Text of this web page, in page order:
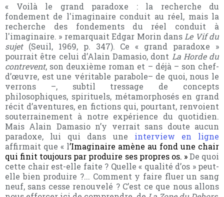
« Voilà le grand paradoxe : la recherche du
fondement de l'imaginaire conduit au réel, mais la
recherche des fondements du réel conduit à
l'imaginaire. » remarquait Edgar Morin dans Le Vif du
sujet(Seuil, 1969, p. 347). Ce « grand paradoxe »
pourrait être celui d’Alain Damasio, dont La Horde du
contrevent, son deuxième roman et – déjà – son chef-
d’œuvre, est une véritable parabole– de quoi, nous le
verrons –, subtil tressage de concepts
philosophiques, spirituels, métamorphosés en grand
récit d’aventures, en fictions qui, pourtant, renvoient
souterrainement à notre expérience du quotidien.
Mais Alain Damasio n’y verrait sans doute aucun
paradoxe, lui qui dans une interview en ligne
affirmait que « l’Imaginaire amène au fond une chair
qui finit toujours par produire ses propres os. »De quoi
cette chair est-elle faite ? Quelle « qualité d’os » peut-
elle bien produire ?... Comment y faire fluer un sang
neuf, sans cesse renouvelé ? C’est ce que nous allons